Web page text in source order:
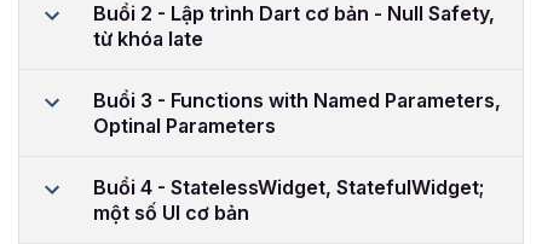
Buổi 2 - Lập trình Dart cơ bản - Null Safety,
từ khóa late
Buổi 3 - Functions with Named Parameters,
Optinal Parameters
Buổi 4 - StatelessWidget, StatefulWidget;
một số UI cơ bản